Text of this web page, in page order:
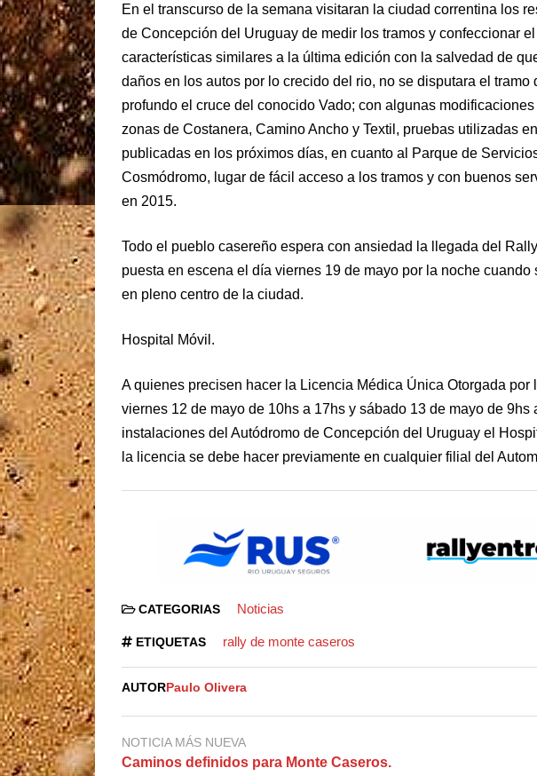
En el transcurso de la semana visitaran la ciudad correntina los
de Concepción del Uruguay de medir los tramos y confeccionar
características similares a la última edición con la salvedad de
daños en los autos por lo crecido del rio, no se disputara el
profundo el cruce del conocido Vado; con algunas
zonas de Costanera, Camino Ancho y Textil, pruebas utilizadas
publicadas en los próximos días, en cuanto al Parque de
Cosmódromo, lugar de fácil acceso a los tramos y con buenos
en 2015.
Todo el pueblo casereño espera con ansiedad la llegada del
puesta en escena el día viernes 19 de mayo por la noche cuando
en pleno centro de la ciudad.
Hospital Móvil.
A quienes precisen hacer la Licencia Médica Única Otorgada por
viernes 12 de mayo de 10hs a 17hs y sábado 13 de mayo de 9hs
instalaciones del Autódromo de Concepción del Uruguay el
la licencia se debe hacer previamente en cualquier filial del
CATEGORIAS Noticias
ETIQUETAS rally de monte caseros
AUTOR Paulo Olivera
NOTICIA MÁS NUEVA
Caminos definidos para Monte Caseros.